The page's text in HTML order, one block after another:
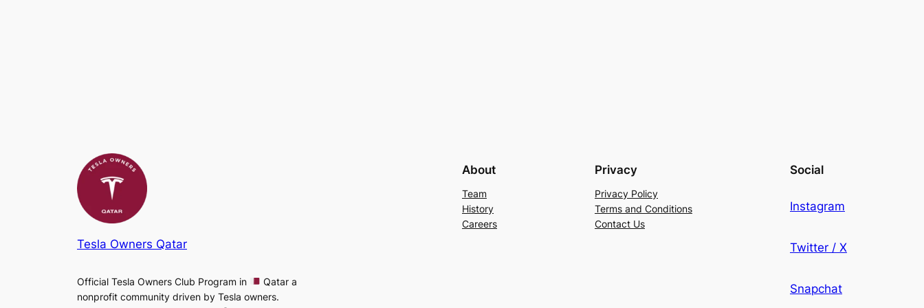
Tesla Owners Qatar
Official Tesla Owners Club Program in
Qatar a
nonprofit community driven by Tesla owners.
About
Team
History
Careers
Privacy
Privacy Policy
Terms and Conditions
Contact Us
Social
Instagram
Twitter / X
Snapchat